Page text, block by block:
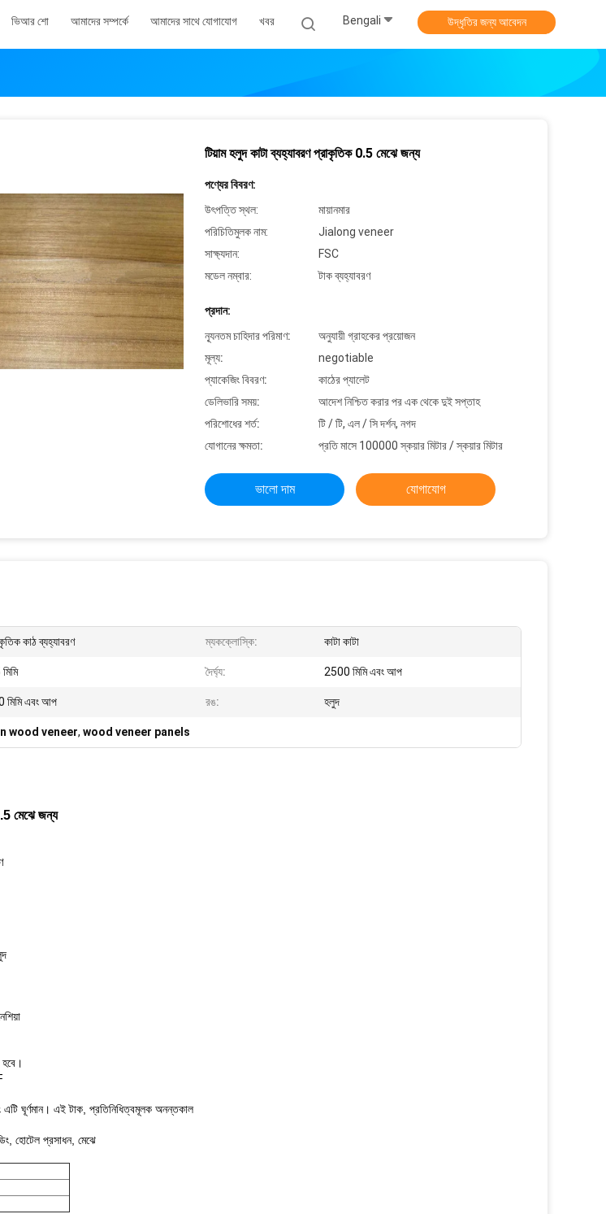
ভিআর শো আমাদের সম্পর্কে আমাদের সাথে যোগাযোগ খবর Bengali উদ্ধৃতির জন্য আবেদন
টিয়াম হলুদ কাটা ব্যহ্যাবরণ প্রাকৃতিক 0.5 মেঝে জন্য
পণ্যের বিবরণ:
উৎপত্তি স্থল:
মায়ানমার
পরিচিতিমুলক নাম:
Jialong veneer
সাক্ষ্যদান:
FSC
মডেল নম্বার:
টাক ব্যহ্যাবরণ
প্রদান:
ন্যূনতম চাহিদার পরিমাণ:
অনুযায়ী গ্রাহকের প্রয়োজন
মূল্য:
negotiable
প্যাকেজিং বিবরণ:
কাঠের প্যালেট
ডেলিভারি সময়:
আদেশ নিশ্চিত করার পর এক থেকে দুই সপ্তাহ
পরিশোধের শর্ত:
টি / টি, এল / সি দর্শন, নগদ
যোগানের ক্ষমতা:
প্রতি মাসে 100000 স্কয়ার মিটার / স্কয়ার মিটার
ভালো দাম যোগাযোগ
কাঠ ব্যহ্যাবরণ ম্যকক্লোস্কি: কাটা কাটা
দৈর্ঘ্য: 2500 মিমি এবং আপ
মিমি এবং আপ রঙ: হলুদ
wood veneer, wood veneer panels
মেঝে জন্য
ঘূর্ণমান। এই টাক, প্রতিনিধিত্বমূলক অনন্তকাল
হোটেল প্রসাধন, মেঝে